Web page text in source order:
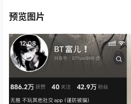
预览图片